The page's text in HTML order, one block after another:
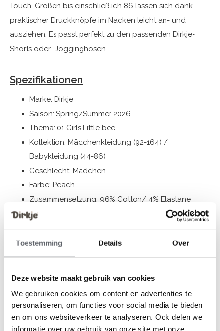
Toestemming Details Over
Deze website maakt gebruik van cookies
We gebruiken cookies om content en advertenties te
personaliseren, om functies voor social media te bieden
en om ons websiteverkeer te analyseren. Ook delen we
informatie over uw gebruik van onze site met onze
Touch. Größen bis einschließlich 86 lassen sich dank
praktischer Druckknöpfe im Nacken leicht an- und
ausziehen. Es passt perfekt zu den passenden Dirkje-
Shorts oder -Jogginghosen.
Spezifikationen
Marke: Dirkje
Saison: Spring/Summer 2026
Thema: 01 Girls Little bee
Kollektion: Mädchenkleidung (92-164) /
Babykleidung (44-86)
Geschlecht: Mädchen
Farbe: Peach
Zusammensetzung: 96% Cotton/ 4% Elastane
Artikelnummer: N58327-35
Die Bekleidung von Dirkje fällt größengerecht aus. Wir
empfehlen, die Größe auf der Basis der Körpergröße
Sollten Sie zweifeln, klicken Sie
Größentabelle.